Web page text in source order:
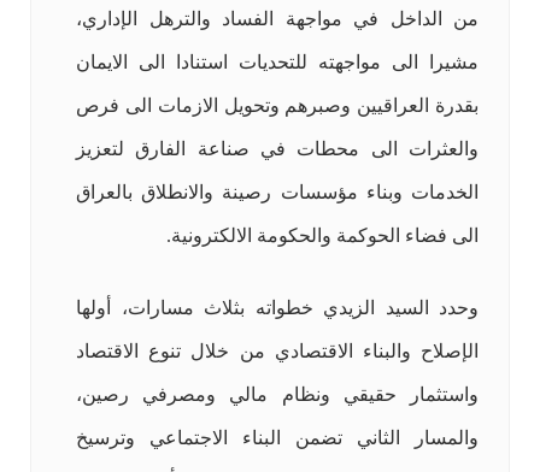
من الداخل في مواجهة الفساد والترهل الإداري،
مشيرا الى مواجهته للتحديات استنادا الى الايمان
بقدرة العراقيين وصبرهم وتحويل الازمات الى فرص
والعثرات الى محطات في صناعة الفارق لتعزيز
الخدمات وبناء مؤسسات رصينة والانطلاق بالعراق
الى فضاء الحوكمة والحكومة الالكترونية.
وحدد السيد الزيدي خطواته بثلاث مسارات، أولها
الإصلاح والبناء الاقتصادي من خلال تنوع الاقتصاد
واستثمار حقيقي ونظام مالي ومصرفي رصين،
والمسار الثاني تضمن البناء الاجتماعي وترسيخ